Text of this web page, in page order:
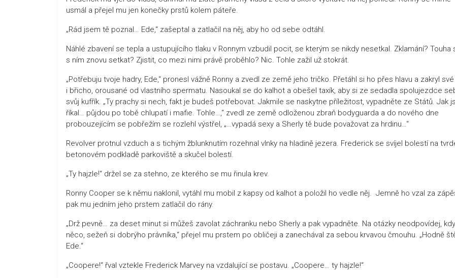
usmál a přejel mu jen konečky prstů kolem páteře.
„Rád jsem tě poznal… Ede,“ zašeptal a zatlačil na něj, aby ho od sebe odtáhl.
Náhlé zbavení se tepla a ustupujícího tlaku v Ronnym vzbudil pocit, se kterým se nikdy nesetkal. Zklamání? Touha
s ním znovu setkat? Zjistit, co mezi nimi právě proběhlo? Nic. Tohle zažil už stokrát.
„Potřebuju tvoje hadry, Ede,“ pronesl vážně Ronny a zvedl ze země jeho tričko. Přetáhl si ho přes hlavu a zakryl
i břicho, orousané od vlastního spermatu. Nasoukal se do kalhot a obešel taxík, aby si ze sedadla spolujezdce
svůj kufřík. „Ty prachy si nech, fakt je budeš potřebovat. Jakmile se naskytne příležitost, vypadněte ze Států. Jak
říkal… půjdou po tobě chlupatí i mafie. Tohle…,“ zvedl ze země odloženou zbraň bodyguarda a do nového dne
probouzejícím se pobřežím se rozlehl výstřel, „…vypadá sexy a Sherly tě bude považovat za hrdinu…“
Revolver protnul vzduch a s tichým žblunknutím rozehnal vlnky na hladině jezera. Frederick se svíjel bolestí na
betonovém podkladě parkoviště a skučel bolestí.
„Ty hajzle!“ držel se za stehno, ze kterého se mu řinula krev.
Ronny Cooper se k němu naklonil, vytáhl mu mobil z kapsy od kalhot a položil ho vedle něj. Jemně ho vzal za
pak mu jedním jeho prstem zatlačil do rány.
„Drž pevně… za deset minut si můžeš zavolat záchranku nebo Sherly a pak vypadněte. Na otázky neodpovídej,
něco, sežeň si dobrýho právníka,“ přejel mu prstem po obličeji a zanechával za sebou krvavou čmouhu. „Hodně
Ede.“
„Coopere!“ řval vztekle Frederick Marvey na vzdalující se postavu. „Coopere… ty hajzle!“